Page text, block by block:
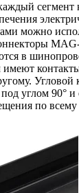
сегмент
можно
в
Угловой
углом 90° и
по